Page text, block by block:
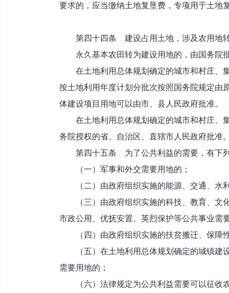
要求的，应当缴纳土地复垦费，专项用于土地
第四十四条 建设占用土地，涉及农用地转
永久基本农田转为建设用地的，由国务院
在土地利用总体规划确定的城市和村庄、集
按土地利用年度计划分批次按照国务院规定由
体建设项目用地可以由市、县人民政府批准。
在土地利用总体规划确定的城市和村庄、集
务院授权的省、自治区、直辖市人民政府批准
第四十五条 为了公共利益的需要，有下列
（一）军事和外交需要用地的；
（二）由政府组织实施的能源、交通、水
（三）由政府组织实施的科技、教育、文化
市政公用、优抚安置、英烈保护等公共事业需
（四）由政府组织实施的扶贫搬迁、保障
（五）在土地利用总体规划确定的城镇建设
需要用地的；
（六）法律规定为公共利益需要可以征收